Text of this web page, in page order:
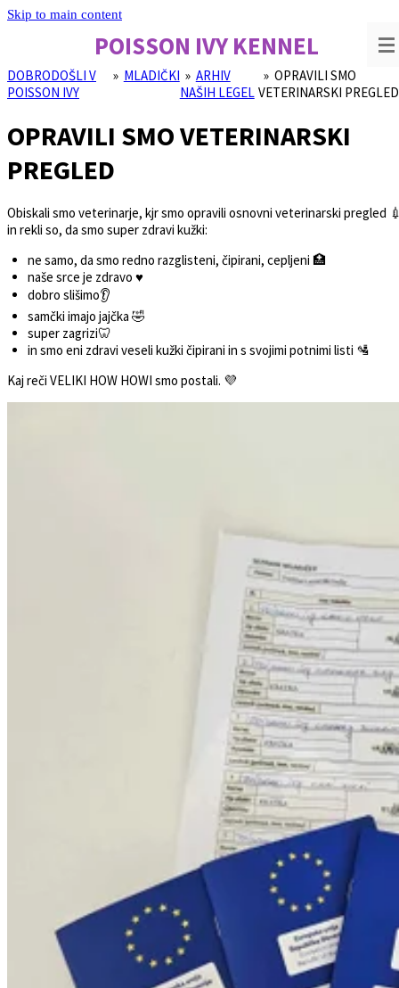
Skip to main content
POISSON IVYKENNEL
DOBRODOŠLI V
POISSON IVY
» MLADIČKI » ARHIV
NAŠIH LEGEL
» OPRAVILI SMO
VETERINARSKI PREGLED
OPRAVILI SMO VETERINARSKI
PREGLED
Obiskali smo veterinarje, kjr smo opravili osnovni veterinarski pregled
in rekli so, da smo super zdravi kužki:
ne samo, da smo redno razglisteni, čipirani, cepljeni 🏥
naše srce je zdravo ♥
dobro slišimo👂
samčki imajo jajčka 🤣
super zagrizi🦷
in smo eni zdravi veseli kužki čipirani in s svojimi potnimi listi 🛂
Kaj reči VELIKI HOW HOWI smo postali. 💜